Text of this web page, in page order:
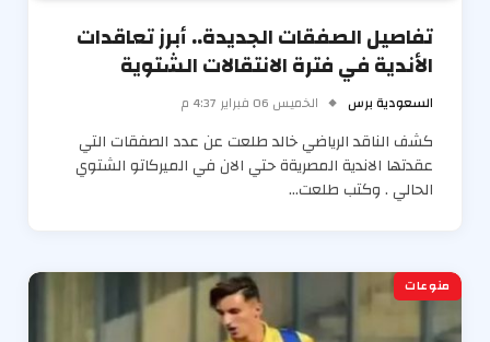
تفاصيل الصفقات الجديدة.. أبرز تعاقدات
الأندية في فترة الانتقالات الشتوية
السعودية برس الخميس 06 فبراير 4:37 م
كشف الناقد الرياضي خالد طلعت عن عدد الصفقات التي
عقدتها الاندية المصريةة حتي الان في الميركاتو الشتوي
الحالي . وكتب طلعت…
منوعات